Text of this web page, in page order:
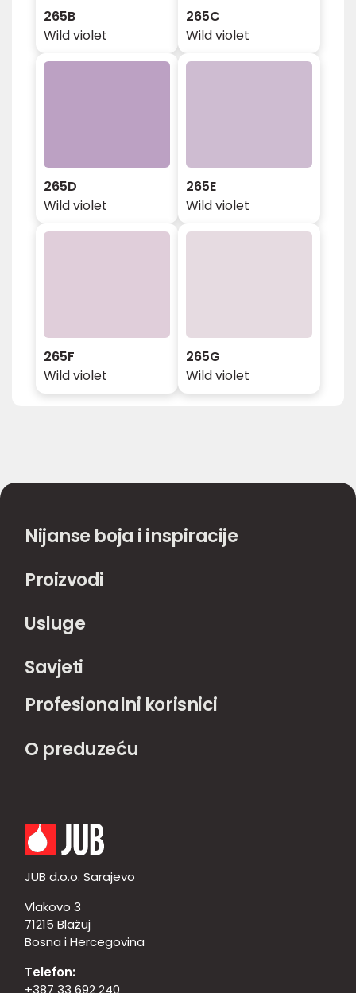
265B
Wild violet
265C
Wild violet
265D
Wild violet
265E
Wild violet
265F
Wild violet
265G
Wild violet
Nijanse boja i inspiracije
Proizvodi
Usluge
Savjeti
Profesionalni korisnici
O preduzeću
JUB d.o.o. Sarajevo
Vlakovo 3
71215 Blažuj
Bosna i Hercegovina
Telefon:
+387 33 692 240